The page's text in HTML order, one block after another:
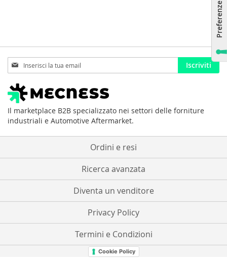
Iscriviti
alla
nostra
Newsletter:
Iscriviti
Il marketplace B2B specializzato nei settori delle forniture
industriali e Automotive Aftermarket.
Ordini e resi
Ricerca avanzata
Diventa un venditore
Privacy Policy
Termini e Condizioni
Cookie Policy